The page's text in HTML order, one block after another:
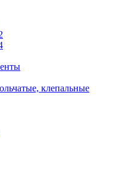
клепальные